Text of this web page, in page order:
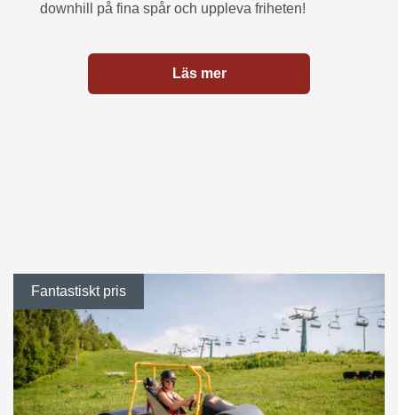
downhill på fina spår och uppleva friheten!
Läs mer
Fantastiskt pris